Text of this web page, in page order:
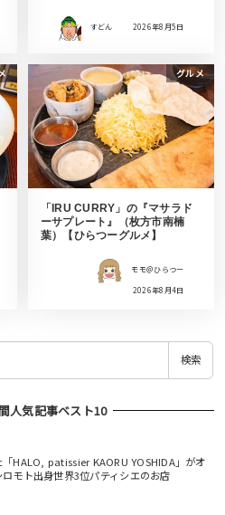
すどん 2026年8月5日
グルメ
「IRU CURRY」の『マサラド
ーサプレート』（枚方市南楠
葉）【ひらつーグルメ】
モモ＠ひらつー
2026年8月4日
検索
人気記事ベスト10
「HALO, patissier KAORU YOSHIDA」がオ
モト出身世界3位パティシエのお店